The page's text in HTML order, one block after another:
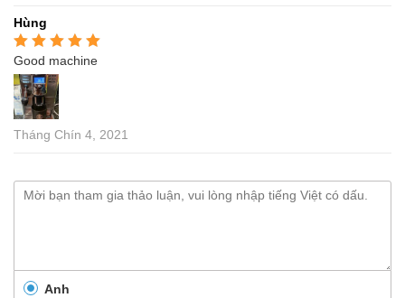
Hùng
Được xếp hạng
sao
Good machine
Tháng Chín 4, 2021
Anh